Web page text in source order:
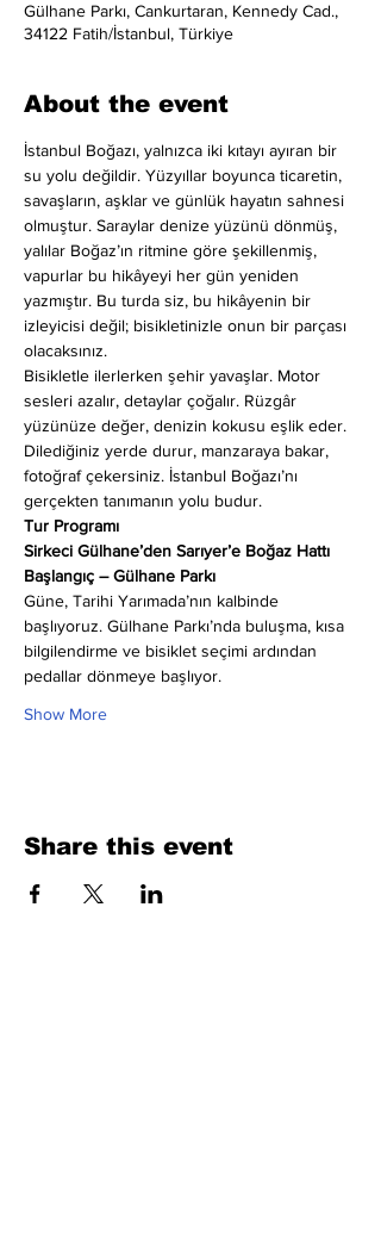
Gülhane Parkı, Cankurtaran, Kennedy Cad.,
34122 Fatih/İstanbul, Türkiye
About the event
İstanbul Boğazı, yalnızca iki kıtayı ayıran bir
su yolu değildir. Yüzyıllar boyunca ticaretin,
savaşların, aşklar ve günlük hayatın sahnesi
olmuştur. Saraylar denize yüzünü dönmüş,
yalılar Boğaz’ın ritmine göre şekillenmiş,
vapurlar bu hikâyeyi her gün yeniden
yazmıştır. Bu turda siz, bu hikâyenin bir
izleyicisi değil; bisikletinizle onun bir parçası
olacaksınız.
Bisikletle ilerlerken şehir yavaşlar. Motor
sesleri azalır, detaylar çoğalır. Rüzgâr
yüzünüze değer, denizin kokusu eşlik eder.
Dilediğiniz yerde durur, manzaraya bakar,
fotoğraf çekersiniz. İstanbul Boğazı’nı
gerçekten tanımanın yolu budur.
Tur Programı
Sirkeci Gülhane’den Sarıyer’e Boğaz Hattı
Başlangıç – Gülhane Parkı
Güne, Tarihi Yarımada’nın kalbinde
başlıyoruz. Gülhane Parkı’nda buluşma, kısa
bilgilendirme ve bisiklet seçimi ardından
pedallar dönmeye başlıyor.
Show More
Share this event